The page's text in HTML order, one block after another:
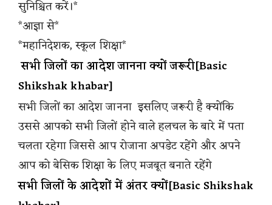
सुनिश्चित करें।*
*आज्ञा से*
*महानिदेशक, स्कूल शिक्षा*
सभी जिलों का आदेश जानना क्यों जरूरी[Basic
Shikshak khabar]
सभी जिलों का आदेश जानना इसलिए जरूरी है क्योंकि
उससे आपको सभी जिलों होने वाले हलचल के बारे में पता
चलता रहेगा जिससे आप रोजाना अपडेट रहेंगे और अपने
आप को बेसिक शिक्षा के लिए मजबूत बनाते रहेंगे
सभी जिलों के आदेशों में अंतर क्यों[Basic Shikshak